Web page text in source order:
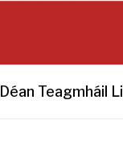
Déan Teagmháil